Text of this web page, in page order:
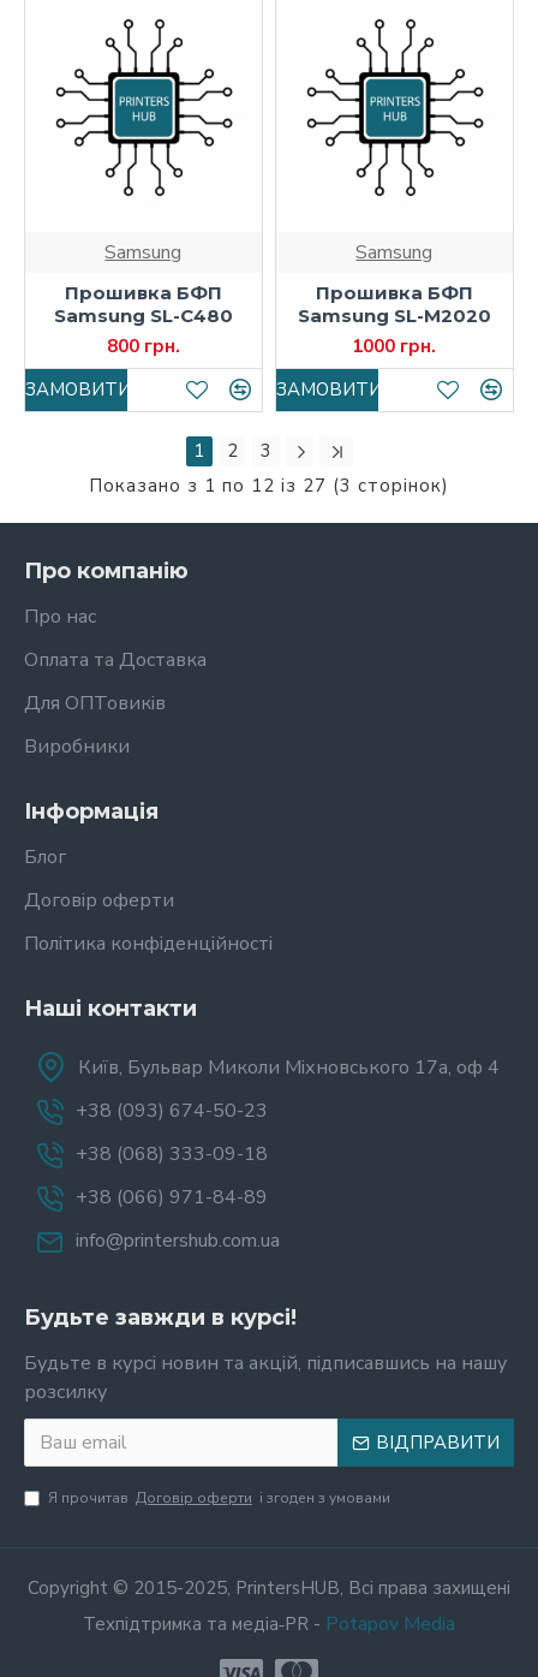
Samsung
Прошивка БФП
Samsung SL-C480
800 грн.
ЗАМОВИТИ
Samsung
Прошивка БФП
Samsung SL-M2020
1000 грн.
ЗАМОВИТИ
1 2
3
Показано з 1 по 12 із 27 (3 сторінок)
Про компанію
Про нас
Оплата та Доставка
Для ОПТовиків
Виробники
Інформація
Блог
Договір оферти
Політика конфіденційності
Наші контакти
Київ, Бульвар Миколи Міхновського 17а, оф 4
+38 (093) 674-50-23
+38 (068) 333-09-18
+38 (066) 971-84-89
info@printershub.com.ua
Будьте завжди в курсі!
Будьте в курсі новин та акцій, підписавшись на нашу
розсилку
ВІДПРАВИТИ
Я прочитав Договір оферти і згоден з умовами
Copyright © 2015-2025, PrintersHUB, Всі права захищені
Техпідтримка та медіа‑PR - Potapov Media